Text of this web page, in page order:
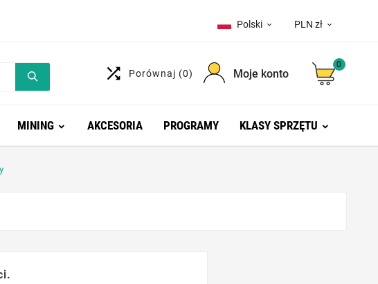
Polski  PLN zł 
 Porównaj (0) Moje konto
0
MINING AKCESORIA PROGRAMY KLASY SPRZĘTU